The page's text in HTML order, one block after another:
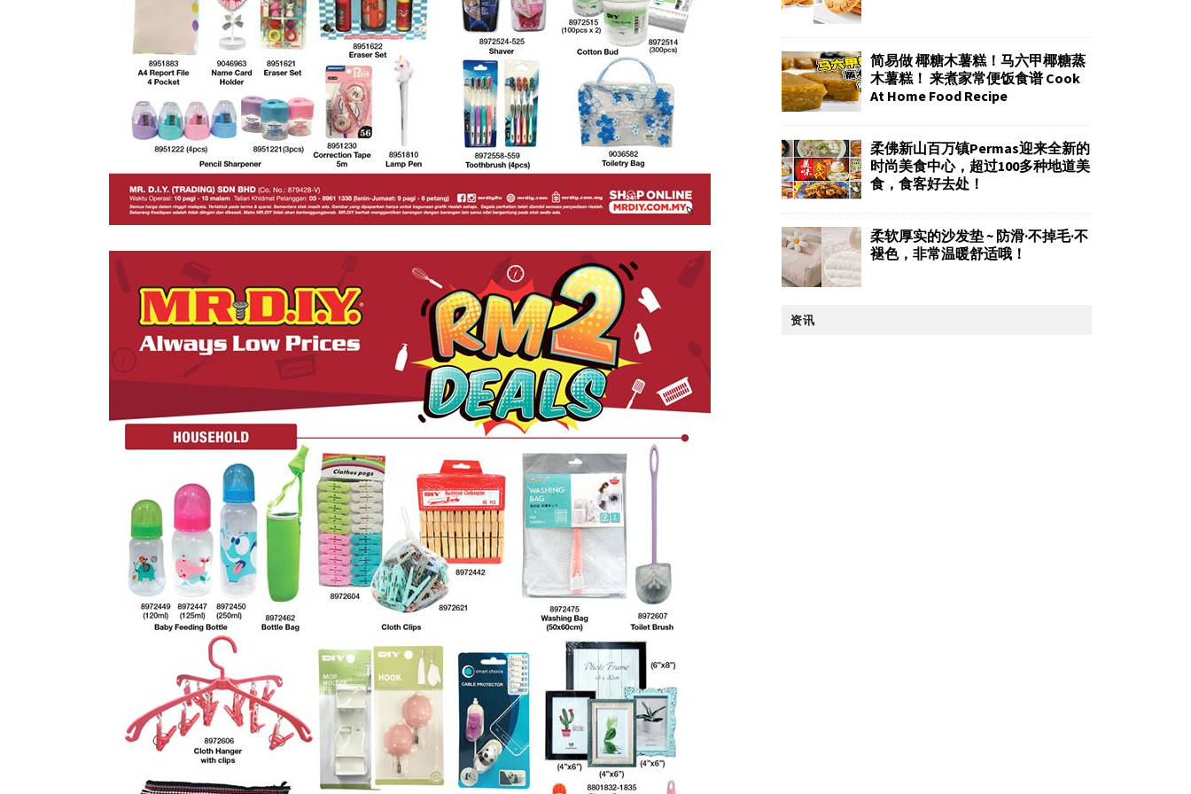
简易做 椰糖木薯糕！马六甲椰糖蒸
木薯糕！ 来煮家常便饭食谱 Cook
At Home Food Recipe
柔佛新山百万镇Permas迎来全新的
时尚美食中心，超过100多种地道美
食，食客好去处！
柔软厚实的沙发垫 ~ 防滑·不掉毛·不
褪色，非常温暖舒适哦！
资讯